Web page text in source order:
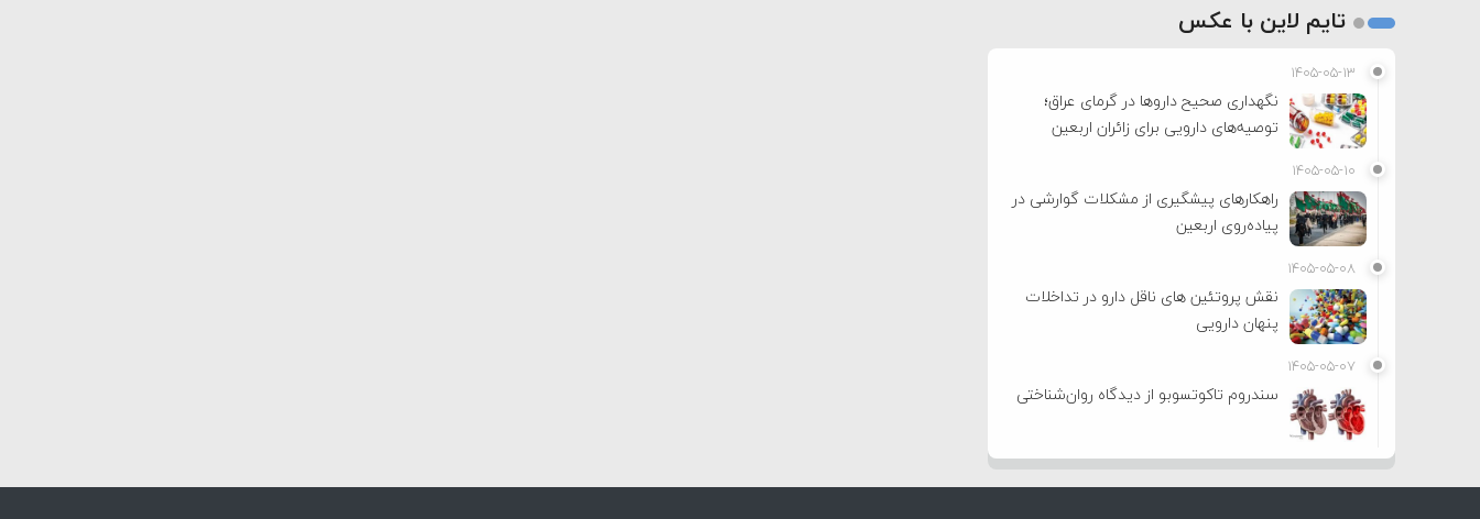
تایم لاین با عکس
۱۴۰۵-۰۵-۱۳
نگهداری صحیح داروها در گرمای عراق؛
توصیه‌های دارویی برای زائران اربعین
۱۴۰۵-۰۵-۱۰
راهکارهای پیشگیری از مشکلات گوارشی در
پیاده‌روی اربعین
۱۴۰۵-۰۵-۰۸
نقش پروتئین های ناقل دارو در تداخلات
پنهان دارویی
۱۴۰۵-۰۵-۰۷
سندروم تاکوتسوبو از دیدگاه روان‌شناختی